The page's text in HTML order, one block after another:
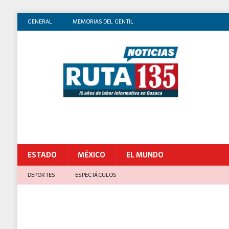
GENERAL MEMORIAS DEL GENTIL
ESTADO MÉXICO EL MUNDO
DEPORTES ESPECTÁCULOS